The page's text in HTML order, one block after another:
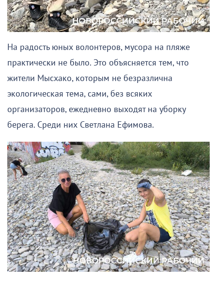
На радость юных волонтеров, мусора на пляже
практически не было. Это объясняется тем, что
жители Мысхако, которым не безразлична
экологическая тема, сами, без всяких
организаторов, ежедневно выходят на уборку
берега. Среди них Светлана Ефимова.